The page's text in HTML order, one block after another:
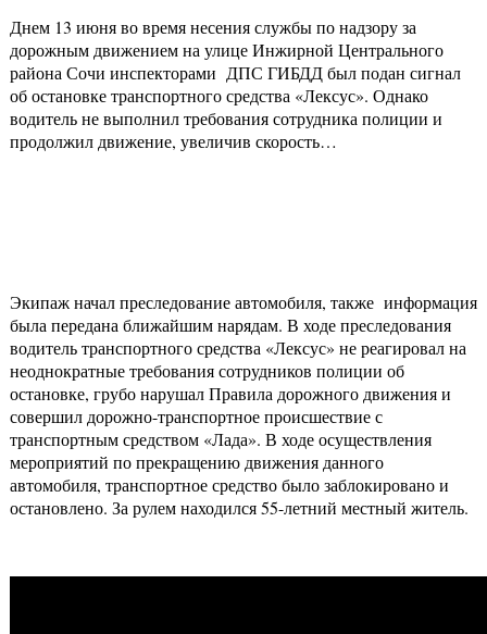
Днем 13 июня во время несения службы по надзору за
дорожным движением на улице Инжирной Центрального
района Сочи инспекторами ДПС ГИБДД был подан сигнал
об остановке транспортного средства «Лексус». Однако
водитель не выполнил требования сотрудника полиции и
продолжил движение, увеличив скорость…
Экипаж начал преследование автомобиля, также информация
была передана ближайшим нарядам. В ходе преследования
водитель транспортного средства «Лексус» не реагировал на
неоднократные требования сотрудников полиции об
остановке, грубо нарушал Правила дорожного движения и
совершил дорожно-транспортное происшествие с
транспортным средством «Лада». В ходе осуществления
мероприятий по прекращению движения данного
автомобиля, транспортное средство было заблокировано и
остановлено. За рулем находился 55-летний местный житель.